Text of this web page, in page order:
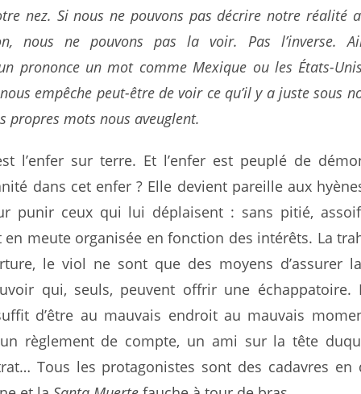
nez. Si nous ne pouvons pas décrire notre réalité
nous ne pouvons pas la voir. Pas l’inverse.
prononce un mot commeMexique ou les États-
empêche peut-être de voir ce qu’il y a juste sous
propres mots nous aveuglent.
l’enfer sur terre. Et l’enfer est peuplé de
dans cet enfer ? Elle devient pareille aux
punir ceux qui lui déplaisent : sans pitié,
en meute organisée en fonction des intérêts. La
le viol ne sont que des moyens d’assurer
qui, seuls, peuvent offrir une échappatoire.
d’être au mauvais endroit au mauvais
règlement de compte, un ami sur la tête
Tous les protagonistes sont des cadavres en